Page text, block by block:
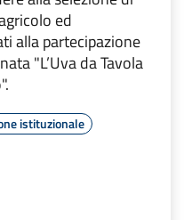
ed
alla partecipazione
"L’Uva da Tavola
istituzionale